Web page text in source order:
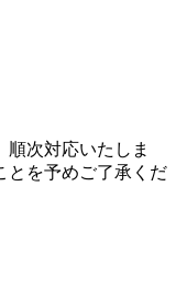
次対応いたしま
とを予めご了承くだ